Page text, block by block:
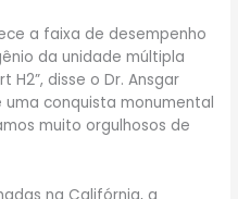
a faixa de desempenho
da unidade múltipla
H2”, disse o Dr. Ansgar
uma conquista monumental
muito orgulhosos de